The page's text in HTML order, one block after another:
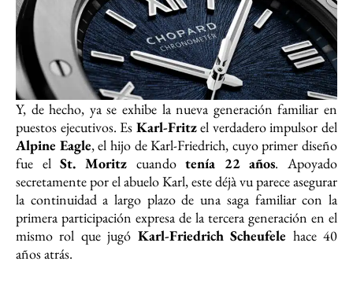
Y, de hecho, ya se exhibe la nueva generación familiar en
puestos ejecutivos. Es Karl-Fritzel verdadero impulsor del
Alpine Eagle, el hijo de Karl-Friedrich, cuyo primer diseño
fue elSt. Moritzcuandotenía 22 años. Apoyado
secretamente por el abuelo Karl, este déjà vu parece asegurar
la continuidad a largo plazo de una saga familiar con la
primera participación expresa de la tercera generación en el
mismo rol que jugó Karl-Friedrich Scheufele hace 40
años atrás.